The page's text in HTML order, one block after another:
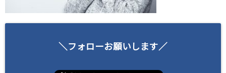
＼フォローお願いします／